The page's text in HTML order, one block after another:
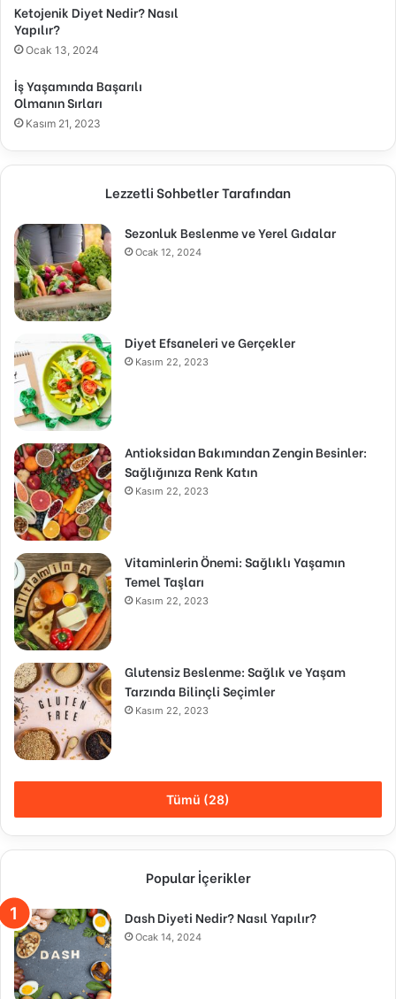
Ketojenik Diyet Nedir? Nasıl
Yapılır?
Ocak 13, 2024
İş Yaşamında Başarılı
Olmanın Sırları
Kasım 21, 2023
Lezzetli Sohbetler Tarafından
Sezonluk Beslenme ve Yerel Gıdalar
Ocak 12, 2024
Diyet Efsaneleri ve Gerçekler
Kasım 22, 2023
Antioksidan Bakımından Zengin Besinler:
Sağlığınıza Renk Katın
Kasım 22, 2023
Vitaminlerin Önemi: Sağlıklı Yaşamın
Temel Taşları
Kasım 22, 2023
Glutensiz Beslenme: Sağlık ve Yaşam
Tarzında Bilinçli Seçimler
Kasım 22, 2023
Tümü (28)
Popular İçerikler
Dash Diyeti Nedir? Nasıl Yapılır?
Ocak 14, 2024